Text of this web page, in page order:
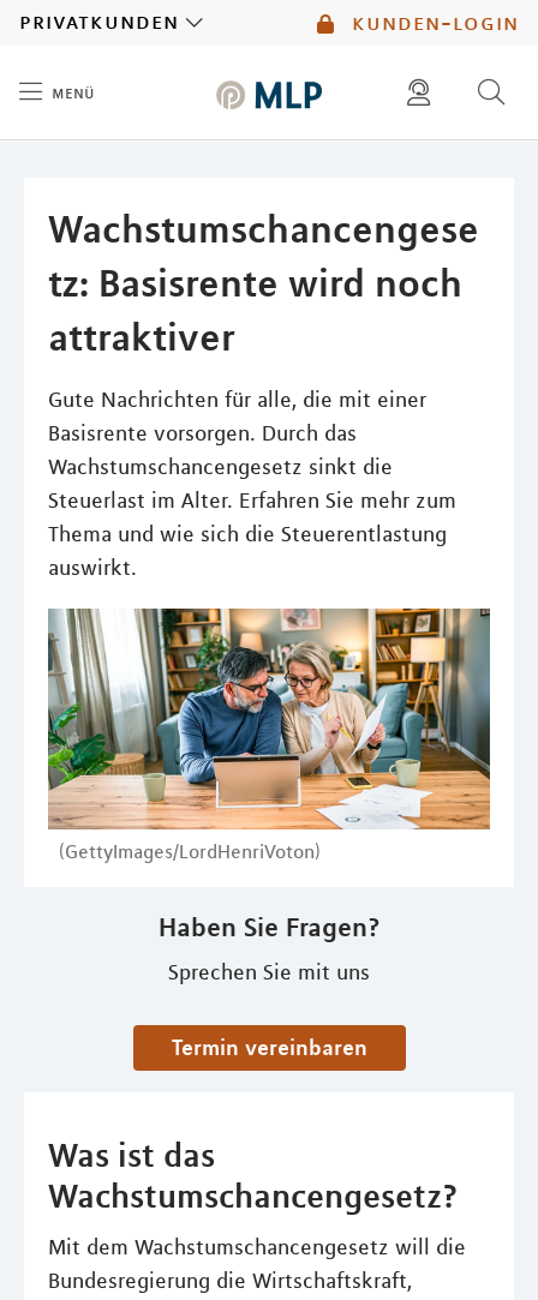
kunden-login
privatkunden
menü
Wachstumschancengese
tz: Basisrente wird noch
attraktiver
Gute Nachrichten für alle, die mit einer
Basisrente vorsorgen. Durch das
Wachstumschancengesetz sinkt die
Steuerlast im Alter. Erfahren Sie mehr zum
Thema und wie sich die Steuerentlastung
auswirkt.
(GettyImages/LordHenriVoton)
Haben Sie Fragen?
Sprechen Sie mit uns
Termin vereinbaren
Was ist das
Wachstumschancengesetz?
Mit dem Wachstumschancengesetz will die
Bundesregierung die Wirtschaftskraft,